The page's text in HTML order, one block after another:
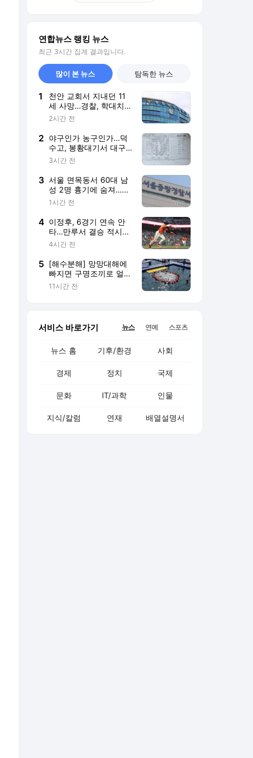
연합뉴스 랭킹 뉴스
최근 3시간 집계 결과입니다.
많이 본 뉴스 탐독한 뉴스
1
천안 교회서 지내던 11
세 사망…경찰, 학대치사
여부 수사(종합)
2시간 전
2 야구인가 농구인가…덕
수고, 봉황대기서 대구
북구SC에 42-0 승리
3시간 전
3 서울 면목동서 60대 남
성 2명 흉기에 숨져…지
인 사이 추정(종합)
1시간 전
4 이정후, 6경기 연속 안
타…만루서 결승 적시타
(종합)
4시간 전
5 [해수분해] 망망대해에
빠지면 구명조끼로 얼마
나 버틸까
11시간 전
서비스 바로가기 뉴스 연예 스포츠
뉴스 홈 기후/환경 사회
경제 정치 국제
문화 IT/과학 인물
지식/칼럼 연재 배열설명서